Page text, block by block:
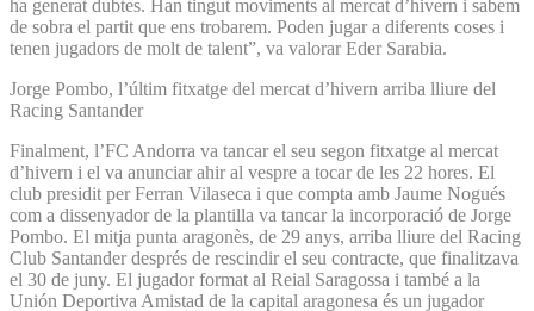
ha generat dubtes. Han tingut moviments al mercat d’hivern i sabem
de sobra el partit que ens trobarem. Poden jugar a diferents coses i
tenen jugadors de molt de talent”, va valorar Eder Sarabia.
Jorge Pombo, l’últim fitxatge del mercat d’hivern arriba lliure del
Racing Santander
Finalment, l’FC Andorra va tancar el seu segon fitxatge al mercat
d’hivern i el va anunciar ahir al vespre a tocar de les 22 hores. El
club presidit per Ferran Vilaseca i que compta amb Jaume Nogués
com a dissenyador de la plantilla va tancar la incorporació de Jorge
Pombo. El mitja punta aragonès, de 29 anys, arriba lliure del Racing
Club Santander després de rescindir el seu contracte, que finalitzava
el 30 de juny. El jugador format al Reial Saragossa i també a la
Unión Deportiva Amistad de la capital aragonesa és un jugador